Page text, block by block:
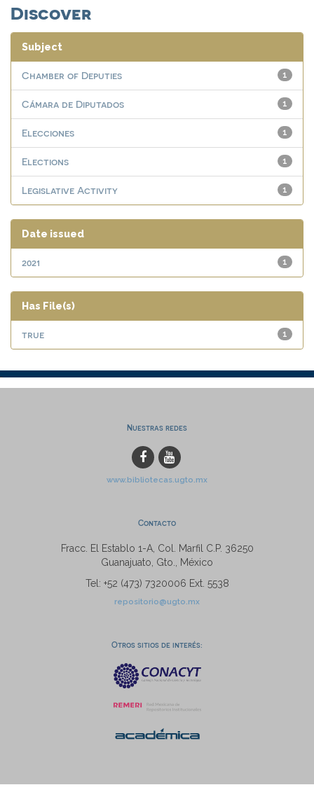
Discover
Subject
1
Chamber of Deputies
1
Cámara de Diputados
1
Elecciones
1
Elections
1
Legislative Activity
Date issued
1
2021
Has File(s)
1
true
Nuestras redes
www.bibliotecas.ugto.mx
Contacto
Fracc. El Establo 1-A, Col. Marfil C.P. 36250
Guanajuato, Gto., México
Tel: +52 (473) 7320006 Ext. 5538
repositorio@ugto.mx
Otros sitios de interés: